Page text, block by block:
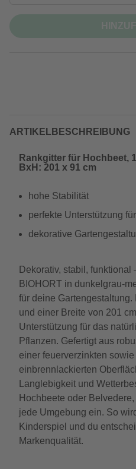
ARTIKELBESCHREIBUNG
Rankgitter für Hochbeet,
BxH: 201 x 91 cm
hohe Stabilität
perfekte Unterstützung
dekorative
Dekorativ, stabil, funktional
BIOHORT in dunkelgrau-
für deine
und einer Breite von 201
Unterstützung für das
Pflanzen. Gefertigt aus
einer feuerverzinkten
einbrennlackierten
Langlebigkeit und
Hochbeete oder
jede Umgebung ein. So
Kinderspiel und du
Markenqualität.